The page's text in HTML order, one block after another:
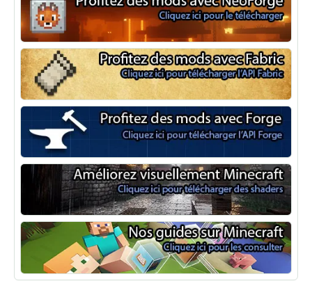
NeoForge
Minecraft Fabric
Minecraft Forge
Shaders Minecraft
Guide Minecraft